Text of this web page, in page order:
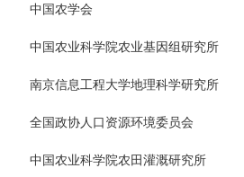
中国农学会
中国农业科学院农业基因组研究所
南京信息工程大学地理科学研究所
全国政协人口资源环境委员会
中国农业科学院农田灌溉研究所